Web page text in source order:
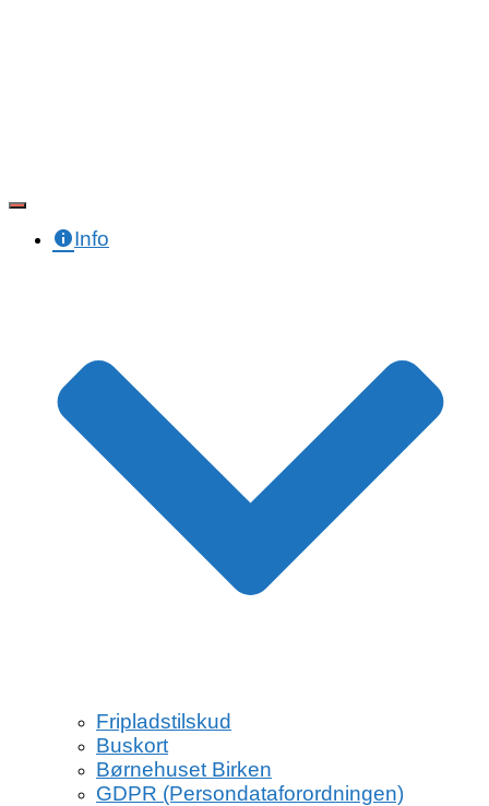
Toggle Navigation
Info
Fripladstilskud
Buskort
Børnehuset Birken
GDPR (Persondataforordningen)